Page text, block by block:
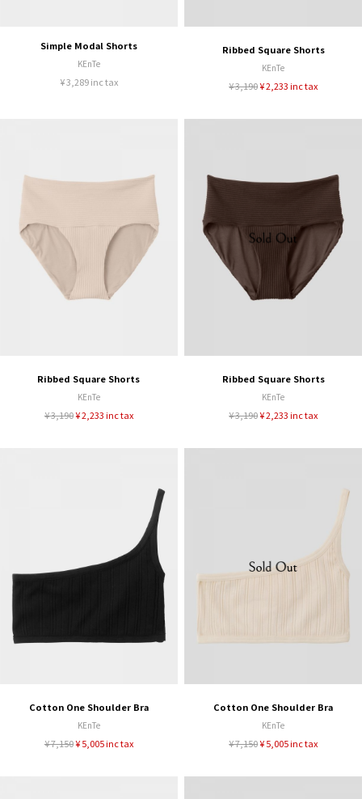
Simple Modal Shorts
KEnTe
¥ 3,289 inc tax
Ribbed Square Shorts
KEnTe
¥ 3,190¥ 2,233 inc tax
Ribbed Square Shorts
KEnTe
¥ 3,190¥ 2,233 inc tax
Ribbed Square Shorts
KEnTe
¥ 3,190¥ 2,233 inc tax
Cotton One Shoulder Bra
KEnTe
¥ 7,150¥ 5,005 inc tax
Cotton One Shoulder Bra
KEnTe
¥ 7,150¥ 5,005 inc tax